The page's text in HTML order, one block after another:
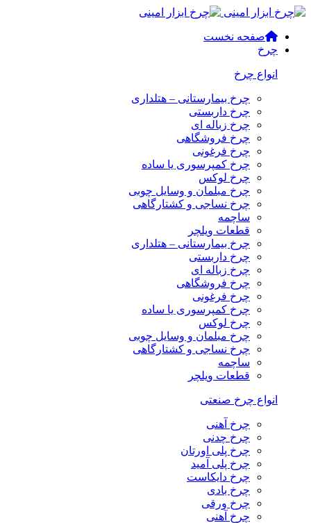
صفحه نخست
چرخ
انواع چرخ
چرخ بیمارستانی – هتلداری
چرخ داربستی
چرخ زباله ای
چرخ فروشگاهی
چرخ فرغونی
چرخ کمپرسوری یا ساده
چرخ لوکس
چرخ مبلمان و وسایل چوبی
چرخ نساجی و کشتارگاهی
ساچمه
قطعات ویلچر
چرخ بیمارستانی – هتلداری
چرخ داربستی
چرخ زباله ای
چرخ فروشگاهی
چرخ فرغونی
چرخ کمپرسوری یا ساده
چرخ لوکس
چرخ مبلمان و وسایل چوبی
چرخ نساجی و کشتارگاهی
ساچمه
قطعات ویلچر
انواع چرخ صنعتی
چرخ آهنی
چرخ چدنی
چرخ پلی اورتان
چرخ پلی آمید
چرخ دایکاست
چرخ بادی
چرخ ورقی
چرخ آهنی